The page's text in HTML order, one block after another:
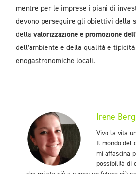
mentre per le imprese i piani di
devono perseguire gli obiettivi della
della valorizzazione e promozione
dell’ambiente e della qualità e
enogastronomiche locali.
Irene
Vivo la vita
Il mondo del
mi affascina
possibilità di